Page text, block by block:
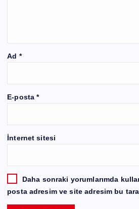
Ad *
E-posta*
İnternet sitesi
Daha sonraki yorumlarımda
posta adresim ve site adresim bu